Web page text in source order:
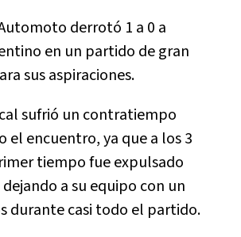
derrotó 1 a 0 a
en un partido de gran
sus aspiraciones.
sufrió un contratiempo
el encuentro, ya que a los 3
tiempo fue expulsado
a su equipo con un
durante casi todo el partido.